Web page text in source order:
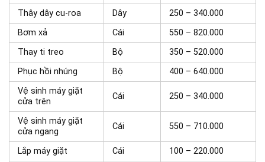
Thây dây cu-roa
Dây
250 – 340.000
Bơm xả
Cái
550 – 820.000
Thay ti treo
Bộ
350 – 520.000
Phục hồi nhúng
Bộ
400 – 640.000
Vệ sinh máy giặt
cửa trên
Cái 250 – 340.000
Vệ sinh máy giặt
cửa ngang
Cái 550 – 710.000
Lắp máy giặt Cái
100 – 220.000